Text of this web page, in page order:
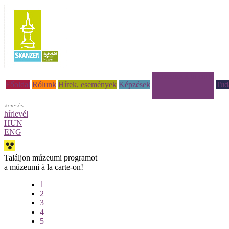
Főoldal Rólunk Hírek, események Képzések
hírlevél
HUN
ENG
Találjon múzeumi programot
a múzeumi à la carte-on!
1
2
3
4
5